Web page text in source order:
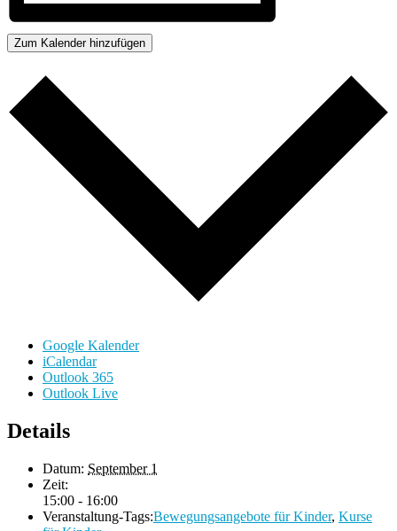
Zum Kalender hinzufügen
Google Kalender
iCalendar
Outlook 365
Outlook Live
Details
Datum: September 1
Zeit:
15:00 - 16:00
Veranstaltung-Tags:Bewegungsangebote für Kinder, Kurse